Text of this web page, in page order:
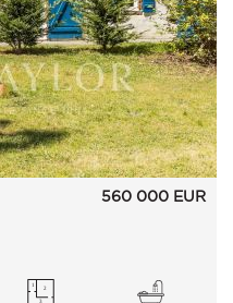
560 000 EUR